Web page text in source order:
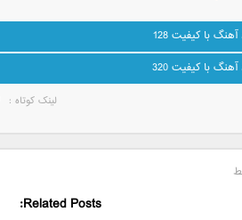
آهنگ با کیفیت 128
آهنگ با کیفیت 320
لینک کوتاه‌ :
Related Posts: